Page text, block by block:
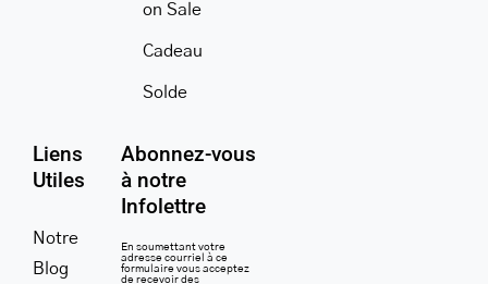
on Sale
Cadeau
Solde
Liens
Utiles
Notre
Blog
Abonnez-vous
à notre
Infolettre
En soumettant votre
adresse courriel à ce
formulaire vous acceptez
de recevoir des